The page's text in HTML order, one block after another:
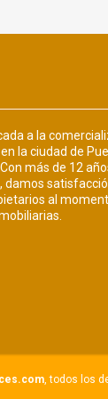
a la
la ciudad de
más de 12
damos
al
, todos los